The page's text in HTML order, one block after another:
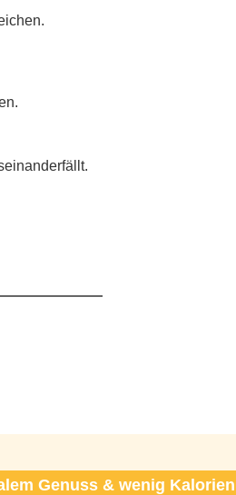
Genuss & wenig